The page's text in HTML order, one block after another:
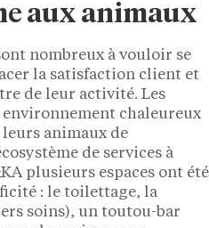
aux animaux
nombreux à vouloir se
la satisfaction client et
de leur activité. Les
chaleureux
leurs animaux de
de services à
plusieurs espaces ont été
: le toilettage, la
soins), un toutou-bar